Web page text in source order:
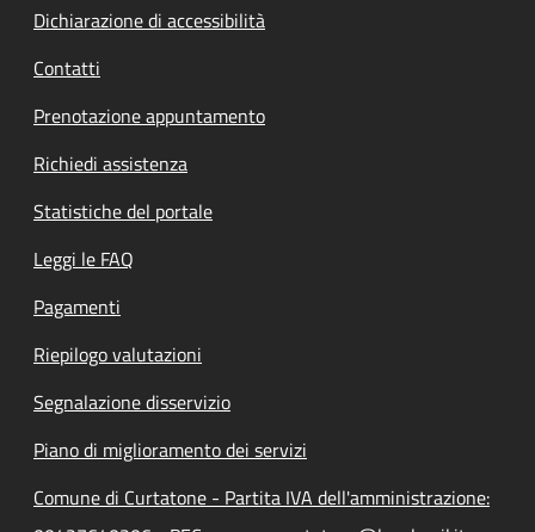
Dichiarazione di accessibilità
Contatti
Prenotazione appuntamento
Richiedi assistenza
Statistiche del portale
Leggi le FAQ
Pagamenti
Riepilogo valutazioni
Segnalazione disservizio
Piano di miglioramento dei servizi
Comune di Curtatone - Partita IVA dell'amministrazione: